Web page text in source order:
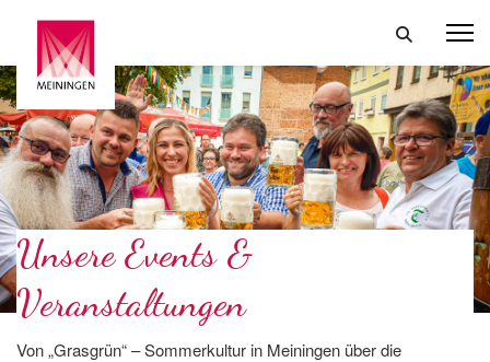
Unsere Events &
Veranstaltungen
Von „Grasgrün“ – Sommerkultur in Meiningen über die